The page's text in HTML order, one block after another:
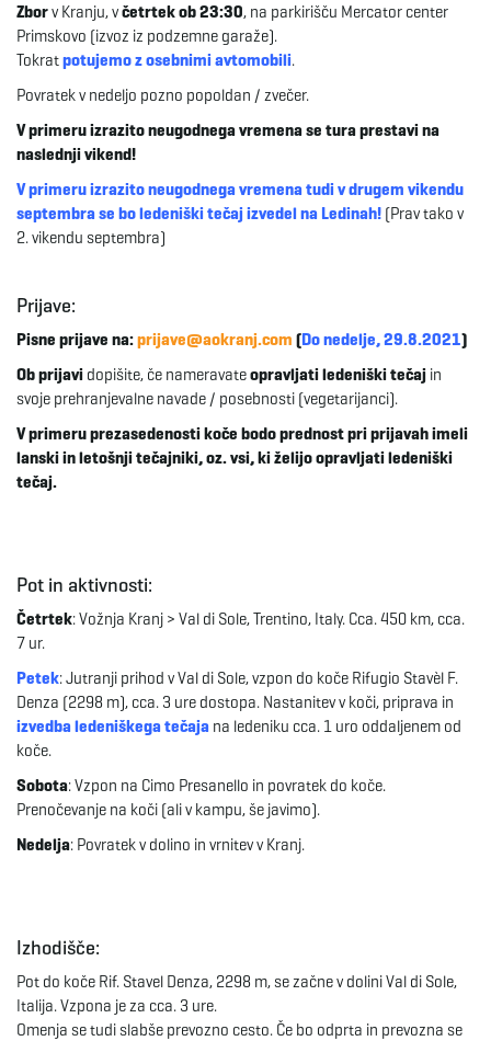
Zborv Kranju, včetrtek ob 23:30, na parkirišču Mercator center
Primskovo (izvoz iz podzemne garaže).
Tokratpotujemo z osebnimi avtomobili.
Povratek v nedeljo pozno popoldan / zvečer.
V primeru izrazito neugodnega vremena se tura prestavi na
naslednji vikend!
V primeru izrazito neugodnega vremena tudi v drugem vikendu
septembra se bo ledeniški tečaj izvedel na Ledinah! (Prav tako v
2. vikendu septembra)
Prijave:
Pisne prijave na:prijave@aokranj.com (Do nedelje, 29.8.2021)
Ob prijavi dopišite, če nameravateopravljati ledeniški tečaj in
svoje prehranjevalne navade / posebnosti (vegetarijanci).
V primeru prezasedenosti koče bodo prednost pri prijavah imeli
lanski in letošnji tečajniki, oz. vsi, ki želijo opravljati ledeniški
tečaj.
Pot in aktivnosti:
Četrtek: Vožnja Kranj > Val di Sole, Trentino, Italy. Cca. 450 km, cca.
7 ur.
Petek: Jutranji prihod v Val di Sole, vzpon do koče Rifugio Stavèl F.
Denza (2298 m), cca. 3 ure dostopa. Nastanitev v koči, priprava in
izvedba ledeniškega tečaja na ledeniku cca. 1 uro oddaljenem od
koče.
Sobota: Vzpon na Cimo Presanello in povratek do koče.
Prenočevanje na koči (ali v kampu, še javimo).
Nedelja: Povratek v dolino in vrnitev v Kranj.
Izhodišče:
Pot do koče Rif. Stavel Denza, 2298 m, se začne v dolini Val di Sole,
Italija. Vzpona je za cca. 3 ure.
Omenja se tudi slabše prevozno cesto. Če bo odprta in prevozna se